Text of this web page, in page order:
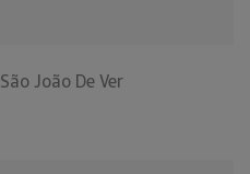
São João De Ver